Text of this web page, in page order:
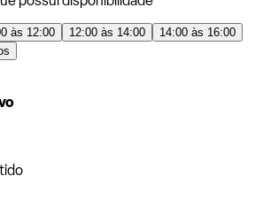
às 12:00 12:00 às 14:00
14:00 às 16:00